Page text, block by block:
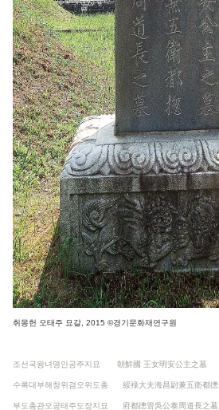
취몽헌 오태주 묘갈, 2015 ©경기문화재연구원
조선국왕녀명안공주지묘 朝鮮國 王女明安公主之墓
수록대부해창위겸오위도총 綏祿大夫海昌尉兼五衛都摠
부도총관오공태주도장지묘 府都摠管吳公泰周道長之墓